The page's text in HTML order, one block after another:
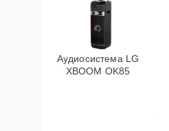
Аудиосистема LG
XBOOM OK85